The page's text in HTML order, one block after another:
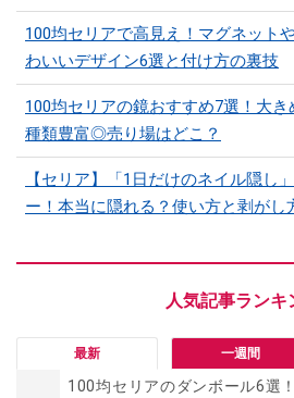
100均セリアで高見え！マグネット
わいいデザイン6選と付け方の裏技
100均セリアの鏡おすすめ7選！大
種類豊富◎売り場はどこ？
【セリア】「1日だけのネイル隠し
ー！本当に隠れる？使い方と剥がし
最新 一週間
100均セリアのダンボール6選